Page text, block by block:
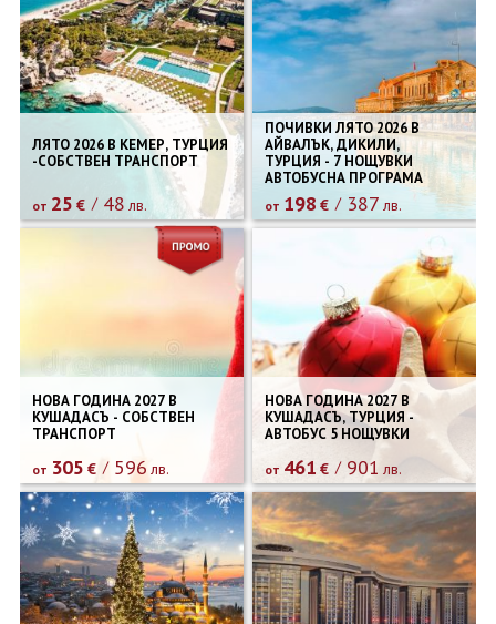
ЛЯТО 2026 В КЕМЕР, ТУРЦИЯ
-СОБСТВЕН ТРАНСПОРТ
от 25 € 48 лв.
ПОЧИВКИ ЛЯТО 2026 В
АЙВАЛЪК, ДИКИЛИ,
ТУРЦИЯ - 7 НОЩУВКИ
АВТОБУСНА ПРОГРАМА
от 198 € 387 лв.
НОВА ГОДИНА 2027 В
КУШАДАСЪ - СОБСТВЕН
ТРАНСПОРТ
от 305 € 596 лв.
НОВА ГОДИНА 2027 В
КУШАДАСЪ, ТУРЦИЯ -
АВТОБУС 5 НОЩУВКИ
от 461 € 901 лв.